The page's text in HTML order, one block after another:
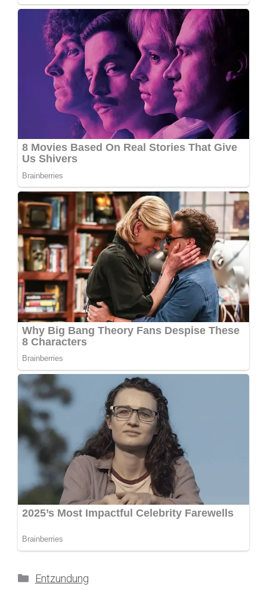
Kategorien
Entzundung